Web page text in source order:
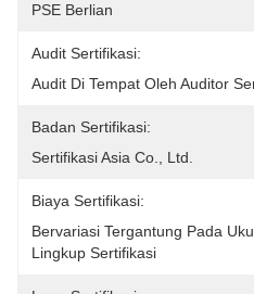
PSE Berlian
Audit Sertifikasi:
Audit Di Tempat Oleh Auditor
Badan Sertifikasi:
Sertifikasi Asia Co., Ltd.
Biaya Sertifikasi:
Bervariasi Tergantung Pada
Lingkup Sertifikasi